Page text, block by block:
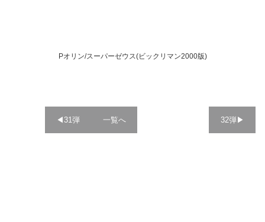
Pオリン/スーパーゼウス(ビックリマン2000版)
◀︎31弾 一覧へ 32弾▶︎